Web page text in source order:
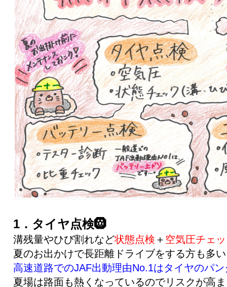
1．タイヤ点検🛞
溝残量やひび割れなど状態点検 ＋ 空気圧チェ
夏のお出かけで長距離ドライブをする方も多
高速道路でのJAF出動理由No.1はタイヤのパ
夏場は路面も熱くなっているのでリスクが高